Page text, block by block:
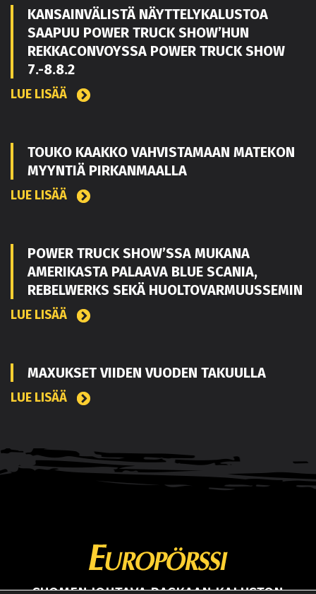
KANSAINVÄLISTÄ NÄYTTELYKALUSTOA
SAAPUU POWER TRUCK SHOW’HUN
REKKACONVOYSSA POWER TRUCK SHOW
7.-8.8.2
LUE LISÄÄ
TOUKO KAAKKO VAHVISTAMAAN MATEKON
MYYNTIÄ PIRKANMAALLA
LUE LISÄÄ
POWER TRUCK SHOW’SSA MUKANA
AMERIKASTA PALAAVA BLUE SCANIA,
REBELWERKS SEKÄ HUOLTOVARMUUSSEMIN
LUE LISÄÄ
MAXUKSET VIIDEN VUODEN TAKUULLA
LUE LISÄÄ